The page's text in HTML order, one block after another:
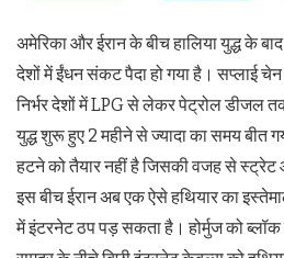
अमेरिका और ईरान के बीच हालिया युद्ध के
देशों में ईंधन संकट पैदा हो गया है। सप्लाई
निर्भर देशों में LPG से लेकर पेट्रोल डीजल
युद्ध शुरू हुए 2 महीने से ज्यादा का समय बीत
हटने को तैयार नहीं है जिसकी वजह से स्ट्रेट
इस बीच ईरान अब एक ऐसे हथियार का
में इंटरनेट ठप पड़ सकता है। होर्मुज को ब्लॉक